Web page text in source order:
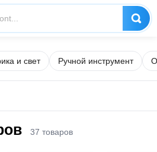
и свет Ручной инструмент
37 товаров